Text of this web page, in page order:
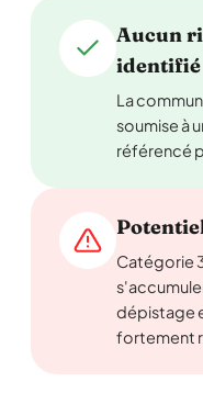
Aucun
identifié
La
soumise à
référencé
Catégorie
dépistage
fortement